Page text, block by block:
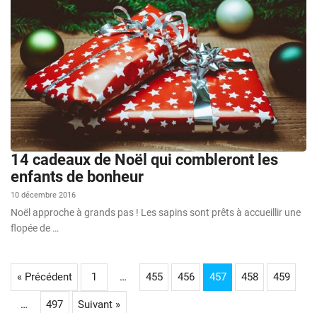
14 cadeaux de Noël qui combleront les
enfants de bonheur
10 décembre 2016
Noël approche à grands pas ! Les sapins sont prêts à accueillir une
flopée de …
« Précédent 1 … 455 456 457 458 459
… 497 Suivant »